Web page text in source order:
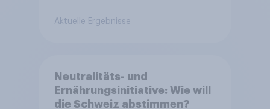
Aktuelle Ergebnisse
Neutralitäts- und
Ernährungsinitiative: Wie will
die Schweiz abstimmen?